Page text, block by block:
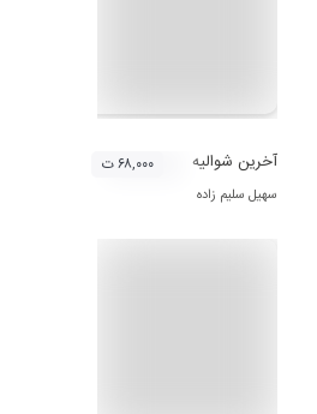
آخرین شوالیه
سهیل سلیم زاده
۶۸,۰۰۰ ت